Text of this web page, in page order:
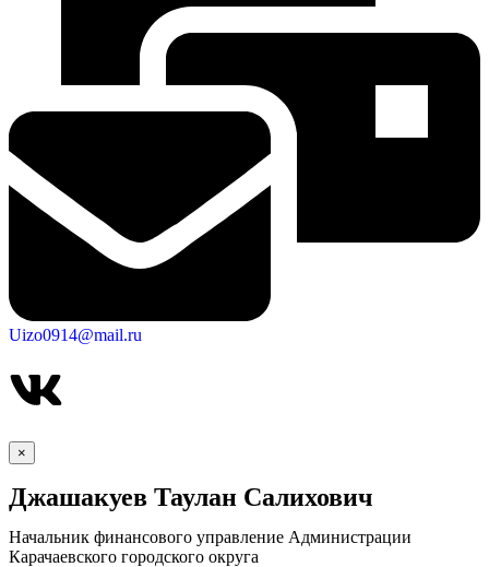
Uizo0914@mail.ru
×
Джашакуев Таулан Салихович
Начальник финансового управление Администрации
Карачаевского городского округа